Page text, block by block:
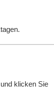
klicken Sie